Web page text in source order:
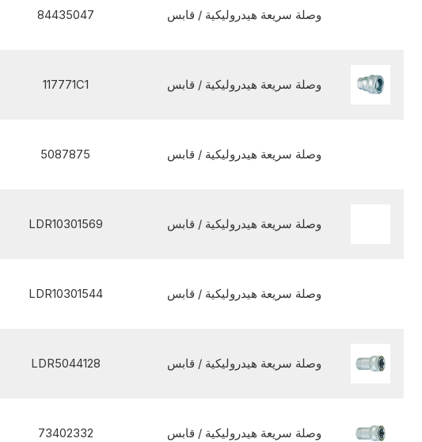
وصلة سريعة هيدروليكية / قابس 84435047
وصلة سريعة هيدروليكية / قابس 117771C1
وصلة سريعة هيدروليكية / قابس 5087875
وصلة سريعة هيدروليكية / قابس LDR10301569
وصلة سريعة هيدروليكية / قابس LDR10301544
وصلة سريعة هيدروليكية / قابس LDR5044128
وصلة سريعة هيدروليكية / قابس 73402332